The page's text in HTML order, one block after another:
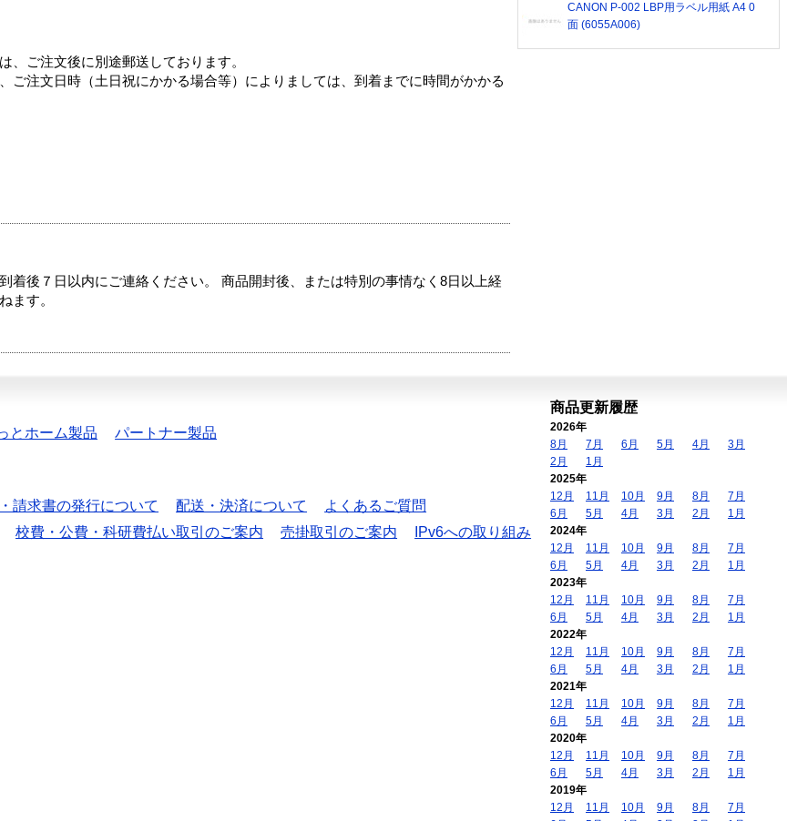
、ご注文後に別途郵送しております。
ご注文日時（土日祝にかかる場合等）によりましては、到着までに時間がかかる
着後７日以内にご連絡ください。 商品開封後、または特別の事情なく8日以上経
ます。
CANON P-002 LBP用ラベル用紙 A4 0
面 (6055A006)
とホーム製品 パートナー製品
請求書の発行について 配送・決済について
よくあるご質問
校費・公費・科研費払い取引のご案内 売掛取引のご案内
IPv6への取り組み
商品更新履歴
2026年
8月
7月 6月 5月 4月
3月
2月
1月
2025年
12月
11月 10月 9月 8月
7月
6月
5月 4月 3月 2月
1月
2024年
12月
11月 10月 9月 8月
7月
6月
5月 4月 3月 2月
1月
2023年
12月
11月 10月 9月 8月
7月
6月
5月 4月 3月 2月
1月
2022年
12月
11月 10月 9月 8月
7月
6月
5月 4月 3月 2月
1月
2021年
12月
11月 10月 9月 8月
7月
6月
5月 4月 3月 2月
1月
2020年
12月
11月 10月 9月 8月
7月
6月
5月 4月 3月 2月
1月
2019年
12月
11月 10月 9月 8月
7月